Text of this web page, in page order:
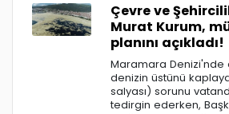
Çevre ve
Murat Kurum,
planını açıkladı!
Maramara Denizi'nde
denizin üstünü
salyası) sorunu
tedirgin ederken,